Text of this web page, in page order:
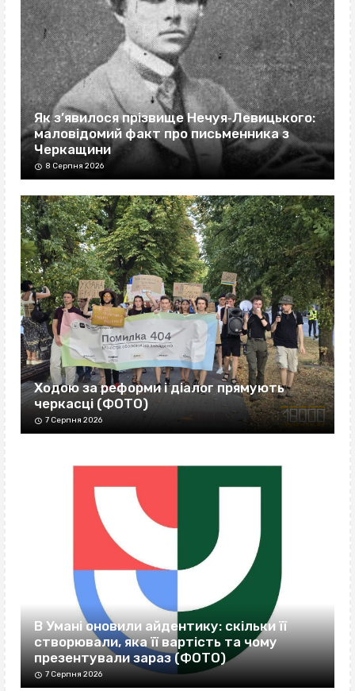
Як з’явилося прізвище Нечуя‐Левицького:
маловідомий факт про письменника з
Черкащини
8 Серпня 2026
Ходою за реформи і діалог прямують
черкасці (ФОТО)
7 Серпня 2026
В Умані оновили айдентику: скільки її
створювали, яка її вартість та чому
презентували зараз (ФОТО)
7 Серпня 2026